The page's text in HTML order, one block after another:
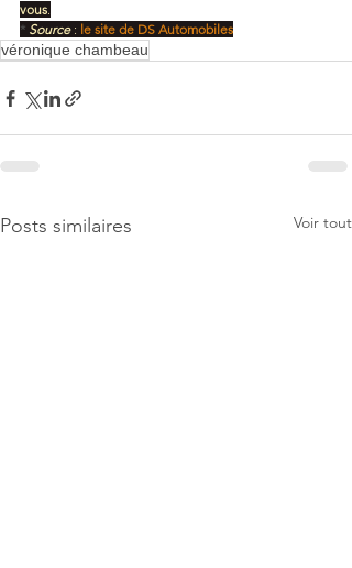
vous.
* Source : le site de DS Automobiles
véronique chambeau
Posts similaires Voir tout